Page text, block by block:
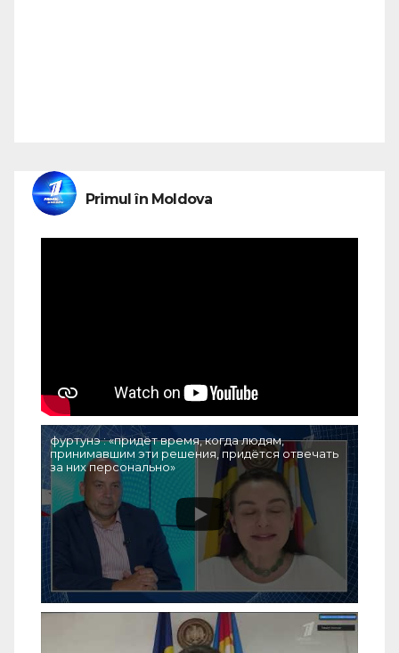
Primul în Moldova
фуртунэ : «придёт время, когда людям,
принимавшим эти решения, придётся отвечать
за них персонально»